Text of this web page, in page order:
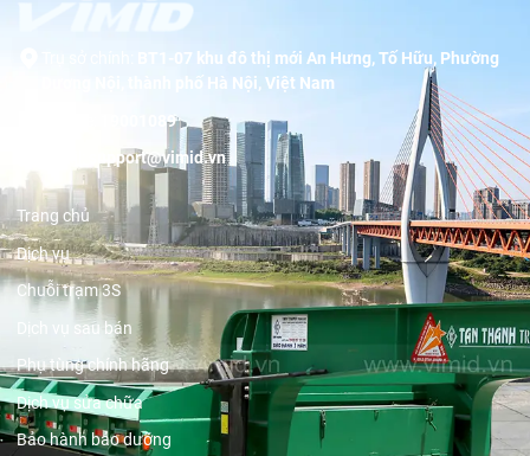
BT1-07 khu đô thị mới An Hưng, Tố Hữu, Phường
Dương Nội, thành phố Hà Nội, Việt Nam
19001089
support@vimid.vn
Trang chủ
Dịch vụ
Chuỗi trạm 3S
Dịch vụ sau bán
Phụ tùng chính hãng
Dịch vụ sửa chữa
Bảo hành bảo dưỡng